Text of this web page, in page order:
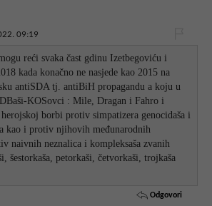
09:19
reći svaka čast gdinu Izetbegoviću i
kada konačno ne nasjede kao 2015 na
antiSDA tj. antiBiH propagandu a koju u
KOSovci : Mile, Dragan i Fahro i
borbi protiv simpatizera genocidaša i
kao i protiv njihovih međunarodnih
naivnih neznalica i kompleksaša zvanih
šestorkaša, petorkaši, četvorkaši, trojkaša
Odgovori